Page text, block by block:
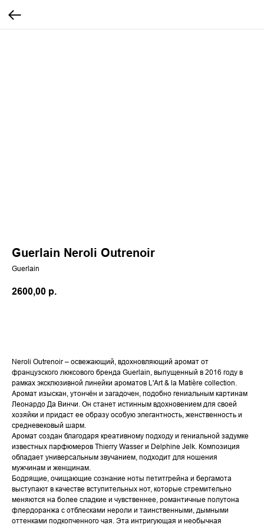
Guerlain Neroli Outrenoir
Guerlain
2600,00 р.
Neroli Outrenoir – освежающий, вдохновляющий аромат от
французского люксового бренда Guerlain, выпущенный в 2016 году в
рамках эксклюзивной линейки ароматов L'Art & la Matière collection.
Аромат изыскан, утончён и загадочен, подобно гениальным картинам
Леонардо Да Винчи. Он станет истинным вдохновением для своей
хозяйки и придаст ее образу особую элегантность, женственность и
средневековый шарм.
Аромат создан благодаря креативному подходу и гениальной задумке
известных парфюмеров Thierry Wasser и Delphine Jelk. Композиция
обладает универсальным звучанием, подходит для ношения
мужчинам и женщинам.
Бодрящие, очищающие сознание ноты петитгрейна и бергамота
выступают в качестве вступительных нот, которые стремительно
меняются на более сладкие и чувственнее, романтичные полутона
флердоранжа с отблесками нероли и таинственными, дымными
оттенками подкопченного чая. Эта интригующая и необычная